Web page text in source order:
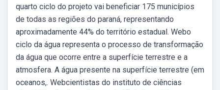
quarto ciclo do projeto vai beneficiar 175 municípios
de todas as regiões do paraná, representando
aproximadamente 44% do território estadual. Webo
ciclo da água representa o processo de transformação
da água que ocorre entre a superfície terrestre e a
atmosfera. A água presente na superfície terrestre (em
oceanos,. Webcientistas do instituto de ciências